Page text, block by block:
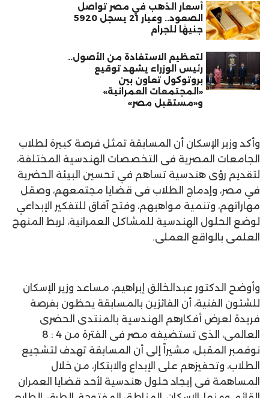
أسعار الذهب في مصر تواصل
الصعود.. وعيار 21 يسجل 5920
جنيهًا للجرام
لتعظيم الاستفادة من الأصول..
رئيس الوزراء يشهد توقيع
بروتوكول تعاون بين
«المجتمعات العمرانية»
و«مستقبل مصر»
وأكد وزير الإسكان أن المسابقة تمثل فرصة كبيرة لطلاب
الجامعات المصرية فى التخصصات الهندسية المختلفة،
لتقديم رؤى هندسية تساهم في تحسين البيئة الحضرية
في مصر، وإدماج الطلاب فى قضايا مجتمعهم، وصقل
مهاراتهم، وتنمية مواهبهم، وفتح آفاق للتفكير الإبداعي
لوضع الحلول الهندسية للمشاكل العمرانية، لربط المنهج
العلمى بالواقع العملى.
وأوضح الدكتور عبدالخالق إبراهيم، مساعد وزير الإسكان
للشئون الفنية، أن الفائزين بالمسابقة يحظون بفرصة
فريدة لعرض أفكارهم الهندسية بالمنتدى الحضرى
العالمى، الذى تستضيفه مصر فى الفترة من 4 : 8
نوفمبر المقبل، مشيراً إلى أن المسابقة تهدف لتشجيع
الطلاب، وتحفيزهم على الإبداع والابتكار، من خلال
المساهمة فى إيجاد حلول هندسية لأحد قضايا العمران